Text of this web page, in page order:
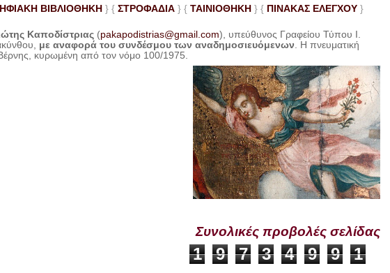
ΒΙΒΛΙΟΘΗΚΗ } { ΣΤΡΟΦΑΔΙΑ } { ΤΑΙΝΙΟΘΗΚΗ } { ΠΙΝΑΚΑΣ ΕΛΕΓΧΟΥ}
Καποδίστριας (pakapodistrias@gmail.com), υπεύθυνος Γραφείου Τύπου Ι.
με αναφορά του συνδέσμου των αναδημοσιευόμενων . Ηπνευματική
κυρωμένη από τον νόμο 100/1975.
Συνολικές προβολές σελίδας
1 9 7 3 4 9 9 1